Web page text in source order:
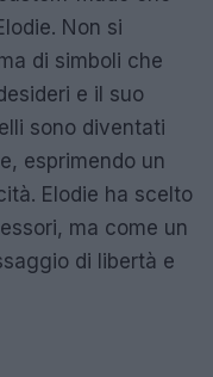
Non si
di simboli che
e il suo
sono diventati
esprimendo un
Elodie ha scelto
ma come un
di libertà e